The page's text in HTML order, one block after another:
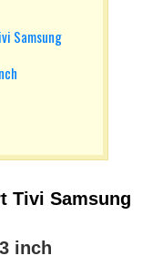
Samsung
Tivi Samsung
inch